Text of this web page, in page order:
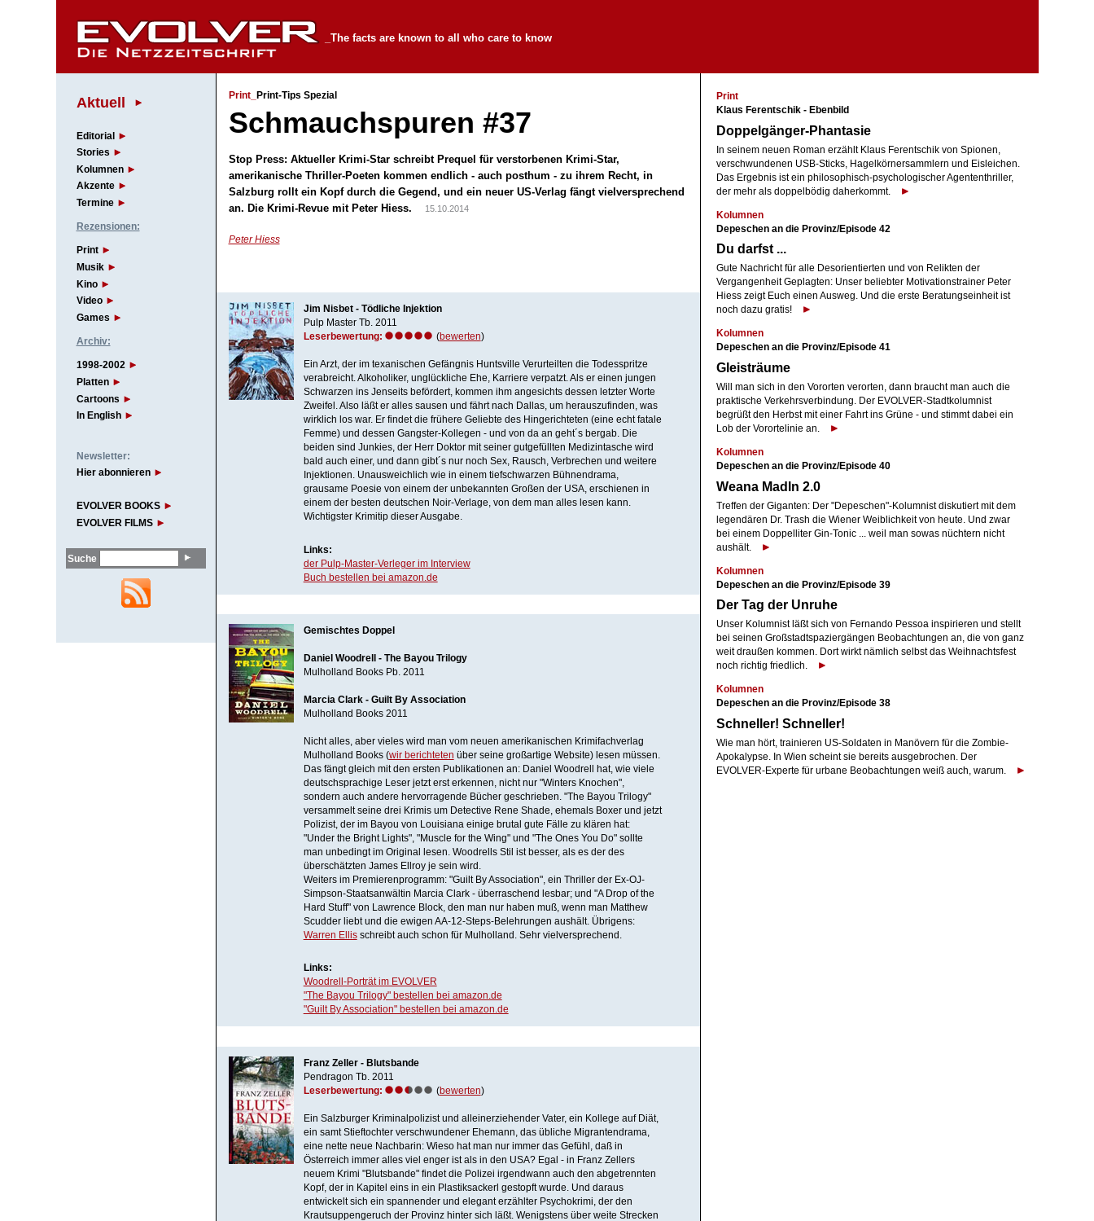
_The facts are known to all who care to know
Aktuell
Editorial
Stories
Kolumnen
Akzente
Termine
Rezensionen:
Print
Musik
Kino
Video
Games
Archiv:
1998-2002
Platten
Cartoons
In English
Newsletter:
Hier abonnieren
EVOLVER BOOKS
EVOLVER FILMS
Suche
Print_ Print-Tips Spezial
Schmauchspuren #37
Stop Press: Aktueller Krimi-Star schreibt Prequel für verstorbenen Krimi-Star,
amerikanische Thriller-Poeten kommen endlich - auch posthum - zu ihrem Recht, in
Salzburg rollt ein Kopf durch die Gegend, und ein neuer US-Verlag fängt vielversprechend
an. Die Krimi-Revue mit Peter Hiess.
15.10.2014
Peter Hiess
Jim Nisbet - Tödliche Injektion
Pulp Master Tb. 2011
Leserbewertung: (bewerten)
Ein Arzt, der im texanischen Gefängnis Huntsville Verurteilten die Todesspritze
verabreicht. Alkoholiker, unglückliche Ehe, Karriere verpatzt. Als er einen jungen
Schwarzen ins Jenseits befördert, kommen ihm angesichts dessen letzter Worte
Zweifel. Also läßt er alles sausen und fährt nach Dallas, um herauszufinden, was
wirklich los war. Er findet die frühere Geliebte des Hingerichteten (eine echt fatale
Femme) und dessen Gangster-Kollegen - und von da an geht´s bergab. Die
beiden sind Junkies, der Herr Doktor mit seiner gutgefüllten Medizintasche wird
bald auch einer, und dann gibt´s nur noch Sex, Rausch, Verbrechen und weitere
Injektionen. Unausweichlich wie in einem tiefschwarzen Bühnendrama,
grausame Poesie von einem der unbekannten Großen der USA, erschienen in
einem der besten deutschen Noir-Verlage, von dem man alles lesen kann.
Wichtigster Krimitip dieser Ausgabe.
Links:
der Pulp-Master-Verleger im Interview
Buch bestellen bei amazon.de
Gemischtes Doppel
Daniel Woodrell - The Bayou Trilogy
Mulholland Books Pb. 2011
Marcia Clark - Guilt By Association
Mulholland Books 2011
Nicht alles, aber vieles wird man vom neuen amerikanischen Krimifachverlag
Mulholland Books (wir berichteten über seine großartige Website) lesen müssen.
Das fängt gleich mit den ersten Publikationen an: Daniel Woodrell hat, wie viele
deutschsprachige Leser jetzt erst erkennen, nicht nur "Winters Knochen",
sondern auch andere hervorragende Bücher geschrieben. "The Bayou Trilogy"
versammelt seine drei Krimis um Detective Rene Shade, ehemals Boxer und jetzt
Polizist, der im Bayou von Louisiana einige brutal gute Fälle zu klären hat:
"Under the Bright Lights", "Muscle for the Wing" und "The Ones You Do" sollte
man unbedingt im Original lesen. Woodrells Stil ist besser, als es der des
überschätzten James Ellroy je sein wird.
Weiters im Premierenprogramm: "Guilt By Association", ein Thriller der Ex-OJ-
Simpson-Staatsanwältin Marcia Clark - überraschend lesbar; und "A Drop of the
Hard Stuff" von Lawrence Block, den man nur haben muß, wenn man Matthew
Scudder liebt und die ewigen AA-12-Steps-Belehrungen aushält. Übrigens:
Warren Ellisschreibt auch schon für Mulholland. Sehr vielversprechend.
Links:
Woodrell-Porträt im EVOLVER
"The Bayou Trilogy" bestellen bei amazon.de
"Guilt By Association" bestellen bei amazon.de
Franz Zeller - Blutsbande
Pendragon Tb. 2011
Leserbewertung: (bewerten)
Ein Salzburger Kriminalpolizist und alleinerziehender Vater, ein Kollege auf Diät,
ein samt Stieftochter verschwundener Ehemann, das übliche Migrantendrama,
eine nette neue Nachbarin: Wieso hat man nur immer das Gefühl, daß in
Österreich immer alles viel enger ist als in den USA? Egal - in Franz Zellers
neuem Krimi "Blutsbande" findet die Polizei irgendwann auch den abgetrennten
Kopf, der in Kapitel eins in ein Plastiksackerl gestopft wurde. Und daraus
entwickelt sich ein spannender und elegant erzählter Psychokrimi, der den
Krautsuppengeruch der Provinz hinter sich läßt. Wenigstens über weite Strecken
Print
Klaus Ferentschik - Ebenbild
Doppelgänger-Phantasie
In seinem neuen Roman erzählt Klaus Ferentschik von Spionen,
verschwundenen USB-Sticks, Hagelkörnersammlern und Eisleichen.
Das Ergebnis ist ein philosophisch-psychologischer Agententhriller,
der mehr als doppelbödig daherkommt.
Kolumnen
Depeschen an die Provinz/Episode 42
Du darfst ...
Gute Nachricht für alle Desorientierten und von Relikten der
Vergangenheit Geplagten: Unser beliebter Motivationstrainer Peter
Hiess zeigt Euch einen Ausweg. Und die erste Beratungseinheit ist
noch dazu gratis!
Kolumnen
Depeschen an die Provinz/Episode 41
Gleisträume
Will man sich in den Vororten verorten, dann braucht man auch die
praktische Verkehrsverbindung. Der EVOLVER-Stadtkolumnist
begrüßt den Herbst mit einer Fahrt ins Grüne - und stimmt dabei ein
Lob der Vorortelinie an.
Kolumnen
Depeschen an die Provinz/Episode 40
Weana Madln 2.0
Treffen der Giganten: Der "Depeschen"-Kolumnist diskutiert mit dem
legendären Dr. Trash die Wiener Weiblichkeit von heute. Und zwar
bei einem Doppelliter Gin-Tonic ... weil man sowas nüchtern nicht
aushält.
Kolumnen
Depeschen an die Provinz/Episode 39
Der Tag der Unruhe
Unser Kolumnist läßt sich von Fernando Pessoa inspirieren und stellt
bei seinen Großstadtspaziergängen Beobachtungen an, die von ganz
weit draußen kommen. Dort wirkt nämlich selbst das Weihnachtsfest
noch richtig friedlich.
Kolumnen
Depeschen an die Provinz/Episode 38
Schneller! Schneller!
Wie man hört, trainieren US-Soldaten in Manövern für die Zombie-
Apokalypse. In Wien scheint sie bereits ausgebrochen. Der
EVOLVER-Experte für urbane Beobachtungen weiß auch, warum.